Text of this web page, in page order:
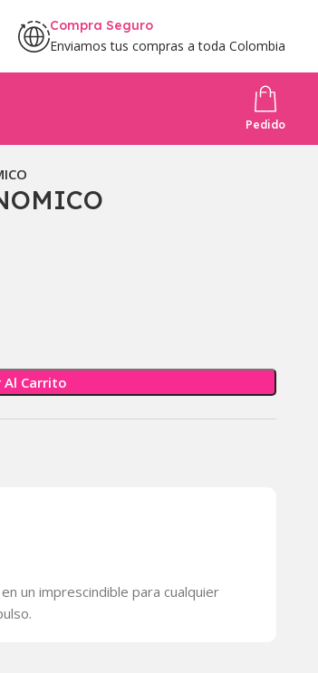
Compra Seguro
Enviamos tus compras a toda Colombia
Pedido
Carrito
un imprescindible para cualquier